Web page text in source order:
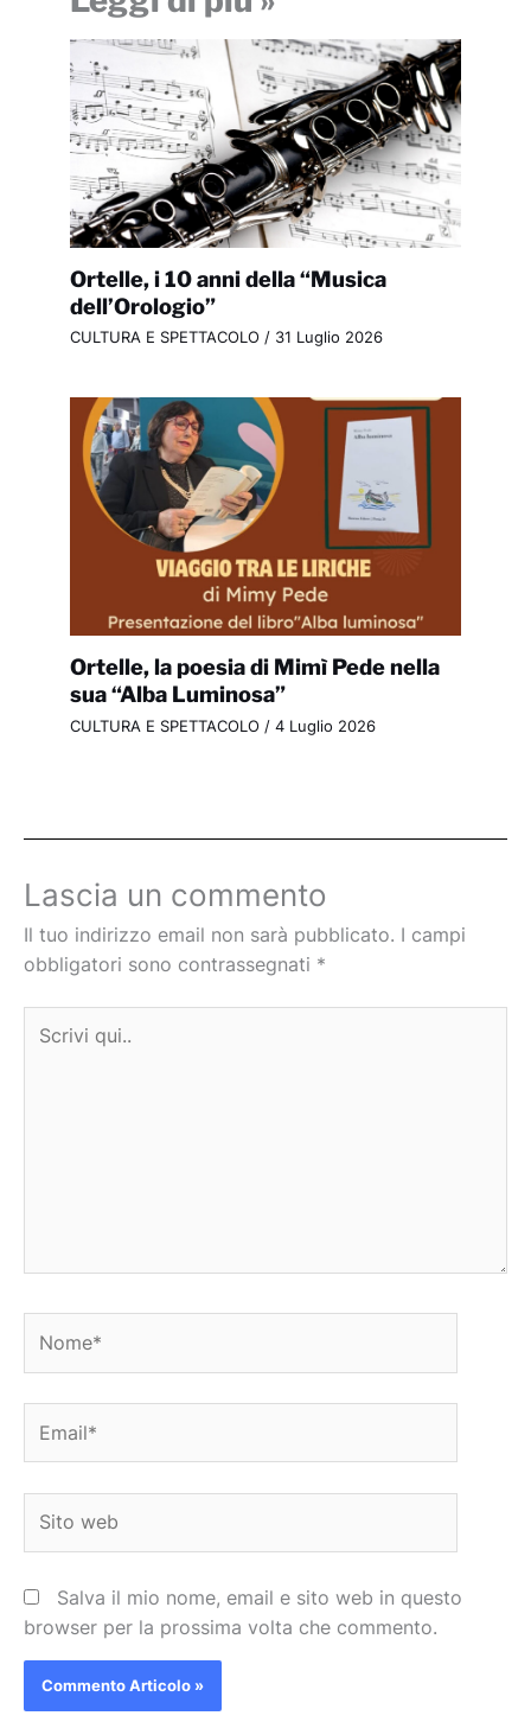
Ortelle, i 10 anni della “Musica
dell’Orologio”
CULTURA E SPETTACOLO / 31 Luglio 2026
Ortelle, la poesia di Mimì Pede nella
sua “Alba Luminosa”
CULTURA E SPETTACOLO / 4 Luglio 2026
Lascia un commento
Il tuo indirizzo email non sarà pubblicato. I campi
obbligatori sono contrassegnati *
qui..
web
Salva il mio nome, email e sito web in questo
browser per la prossima volta che commento.